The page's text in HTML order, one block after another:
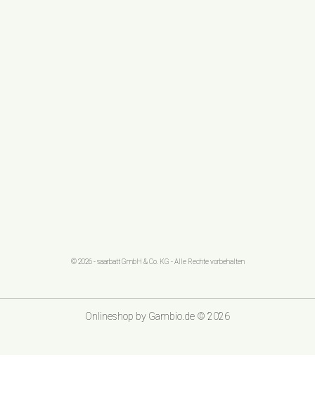
© 2026 - saarbatt GmbH & Co. KG - Alle Rechte vorbehalten
Onlineshop by Gambio.de © 2026